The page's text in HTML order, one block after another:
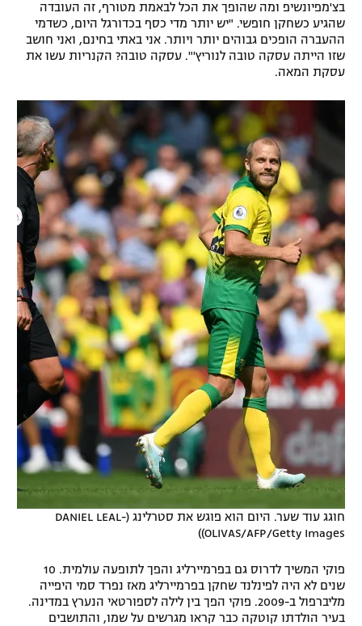
בצ'מפיונשיפ ומה שהופך את הכל לבאמת מטורף, זה העובדה
שהגיע כשחקן חופשי. "יש יותר מדי כסף בכדורגל היום, כשדמי
ההעברה הופכים גבוהים יותר ויותר. אני באתי בחינם, ואני חושב
שזו הייתה עסקה טובה לנוריץ'". עסקה טובה? הקנריות עשו את
עסקת המאה.
חוגג עוד שער. היום הוא פוגש את סטרלינג (DANIEL LEAL-
OLIVAS/AFP/Getty Images))
פוקי המשיך לדרוס גם בפרמיירליג והפך לתופעה עולמית. 10
שנים לא היה לפינלנד שחקן בפרמיירליג מאז נפרד סמי היפייה
מליברפול ב-2009. פוקי הפך בין לילה לספורטאי הנערץ במדינה.
בעיר הולדתו קוטקה כבר קראו מגרשים על שמו, והתושבים